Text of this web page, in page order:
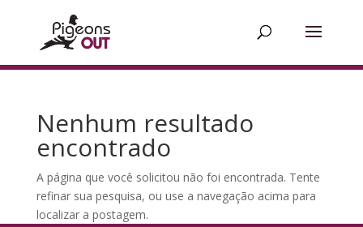
Nenhum resultado
encontrado
A página que você solicitou não foi encontrada. Tente
refinar sua pesquisa, ou use a navegação acima para
localizar a postagem.